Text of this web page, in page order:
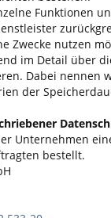
Funktionen
Zwecke nutzen
im Detail über
Dabei nennen
der
Unternehmen
bestellt.